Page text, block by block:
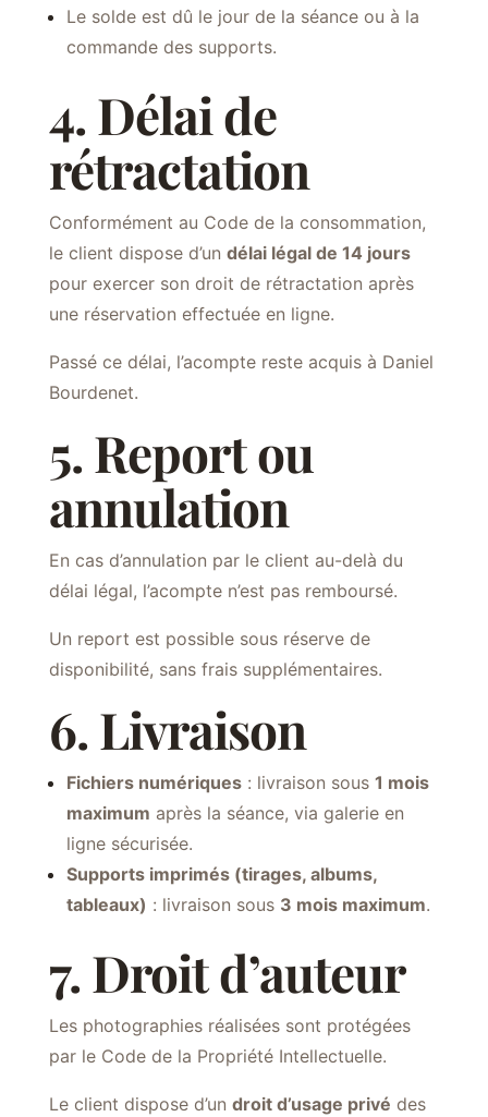
Le solde est dû le jour de la séance ou à la
commande des supports.
4. Délai de
rétractation
Conformément au Code de la consommation,
le client dispose d’un délai légal de 14 jours
pour exercer son droit de rétractation après
une réservation effectuée en ligne.
Passé ce délai, l’acompte reste acquis à Daniel
Bourdenet.
5. Report ou
annulation
En cas d’annulation par le client au-delà du
délai légal, l’acompte n’est pas remboursé.
Un report est possible sous réserve de
disponibilité, sans frais supplémentaires.
6. Livraison
Fichiers numériques: livraison sous 1 mois
maximum après la séance, via galerie en
ligne sécurisée.
Supports imprimés (tirages, albums,
tableaux) : livraison sous 3 mois maximum.
7. Droit d’auteur
Les photographies réalisées sont protégées
par le Code de la Propriété Intellectuelle.
Le client dispose d’un droit d’usage privé des